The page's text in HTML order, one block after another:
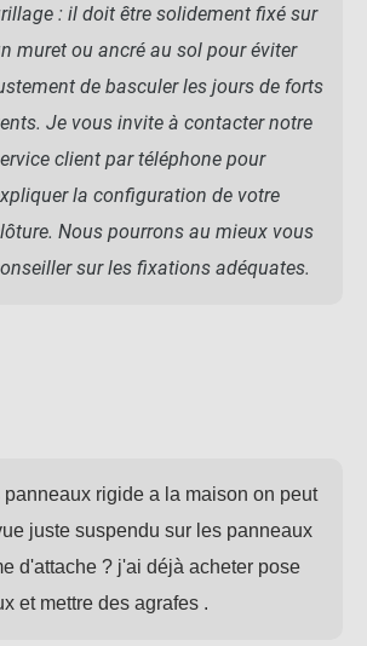
: il doit être solidement fixé sur
muret ou ancré au sol pour éviter
de basculer les jours de forts
Je vous invite à contacter notre
client par téléphone pour
la configuration de votre
Nous pourrons au mieux vous
sur les fixations adéquates.
rigide a la maison on peut
juste suspendu sur les panneaux
d'attache ? j'ai déjà acheter pose
et mettre des agrafes .